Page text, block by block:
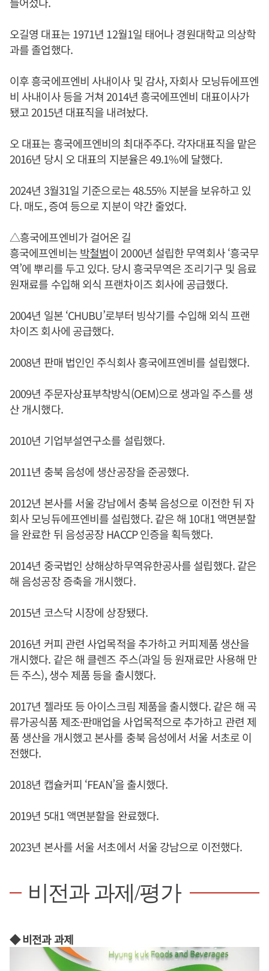
오길영 대표는 1971년 12월1일 태어나 경원대학교 의상학
과를 졸업했다.
이후 흥국에프엔비 사내이사 및 감사, 자회사 모닝듀에프엔
비 사내이사 등을 거쳐 2014년 흥국에프엔비 대표이사가
됐고 2015년 대표직을 내려놨다.
오 대표는 흥국에프엔비의 최대주주다. 각자대표직을 맡은
2016년 당시 오 대표의 지분율은 49.1%에 달했다.
2024년 3월31일 기준으로는 48.55% 지분을 보유하고 있
다. 매도, 증여 등으로 지분이 약간 줄었다.
△흥국에프엔비가 걸어온 길
흥국에프엔비는박철범이 2000년 설립한 무역회사 ‘흥국무
역’에 뿌리를 두고 있다. 당시 흥국무역은 조리기구 및 음료
원재료를 수입해 외식 프랜차이즈 회사에 공급했다.
2004년 일본 ‘CHUBU’로부터 빙삭기를 수입해 외식 프랜
차이즈 회사에 공급했다.
2008년 판매 법인인 주식회사 흥국에프엔비를 설립했다.
2009년 주문자상표부착방식(OEM)으로 생과일 주스를 생
산 개시했다.
2010년 기업부설연구소를 설립했다.
2011년 충북 음성에 생산공장을 준공했다.
2012년 본사를 서울 강남에서 충북 음성으로 이전한 뒤 자
회사 모닝듀에프엔비를 설립했다. 같은 해 10대1 액면분할
을 완료한 뒤 음성공장 HACCP 인증을 획득했다.
2014년 중국법인 상해상하무역유한공사를 설립했다. 같은
해 음성공장 증축을 개시했다.
2015년 코스닥 시장에 상장됐다.
2016년 커피 관련 사업목적을 추가하고 커피제품 생산을
개시했다. 같은 해 클렌즈 주스(과일 등 원재료만 사용해 만
든 주스), 생수 제품 등을 출시했다.
2017년 젤라또 등 아이스크림 제품을 출시했다. 같은 해 곡
류가공식품 제조·판매업을 사업목적으로 추가하고 관련 제
품 생산을 개시했고 본사를 충북 음성에서 서울 서초로 이
전했다.
2018년 캡슐커피 ‘FEAN’을 출시했다.
2019년 5대1 액면분할을 완료했다.
2023년 본사를 서울 서초에서 서울 강남으로 이전했다.
비전과 과제/평가
◆ 비전과 과제